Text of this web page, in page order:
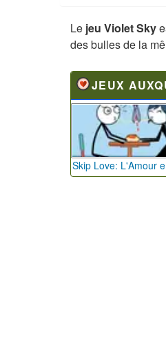
Le jeu Violet Sky
des bulles de la
JEUX
Skip Love: L'Amour